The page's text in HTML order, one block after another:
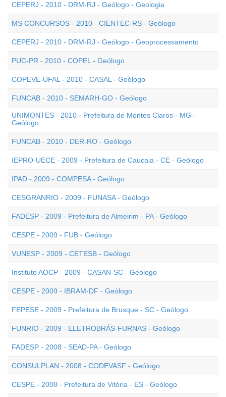
CEPERJ - 2010 - DRM-RJ - Geólogo - Geologia
MS CONCURSOS - 2010 - CIENTEC-RS - Geólogo
CEPERJ - 2010 - DRM-RJ - Geólogo - Geoprocessamento
PUC-PR - 2010 - COPEL - Geólogo
COPEVE-UFAL - 2010 - CASAL - Geólogo
FUNCAB - 2010 - SEMARH-GO - Geólogo
UNIMONTES - 2010 - Prefeitura de Montes Claros - MG -
Geólogo
FUNCAB - 2010 - DER-RO - Geólogo
IEPRO-UECE - 2009 - Prefeitura de Caucaia - CE - Geólogo
IPAD - 2009 - COMPESA - Geólogo
CESGRANRIO - 2009 - FUNASA - Geólogo
FADESP - 2009 - Prefeitura de Almeirim - PA - Geólogo
CESPE - 2009 - FUB - Geólogo
VUNESP - 2009 - CETESB - Geólogo
Instituto AOCP - 2009 - CASAN-SC - Geólogo
CESPE - 2009 - IBRAM-DF - Geólogo
FEPESE - 2009 - Prefeitura de Brusque - SC - Geólogo
FUNRIO - 2009 - ELETROBRÁS-FURNAS - Geólogo
FADESP - 2008 - SEAD-PA - Geólogo
CONSULPLAN - 2008 - CODEVASF - Geólogo
CESPE - 2008 - Prefeitura de Vitória - ES - Geólogo